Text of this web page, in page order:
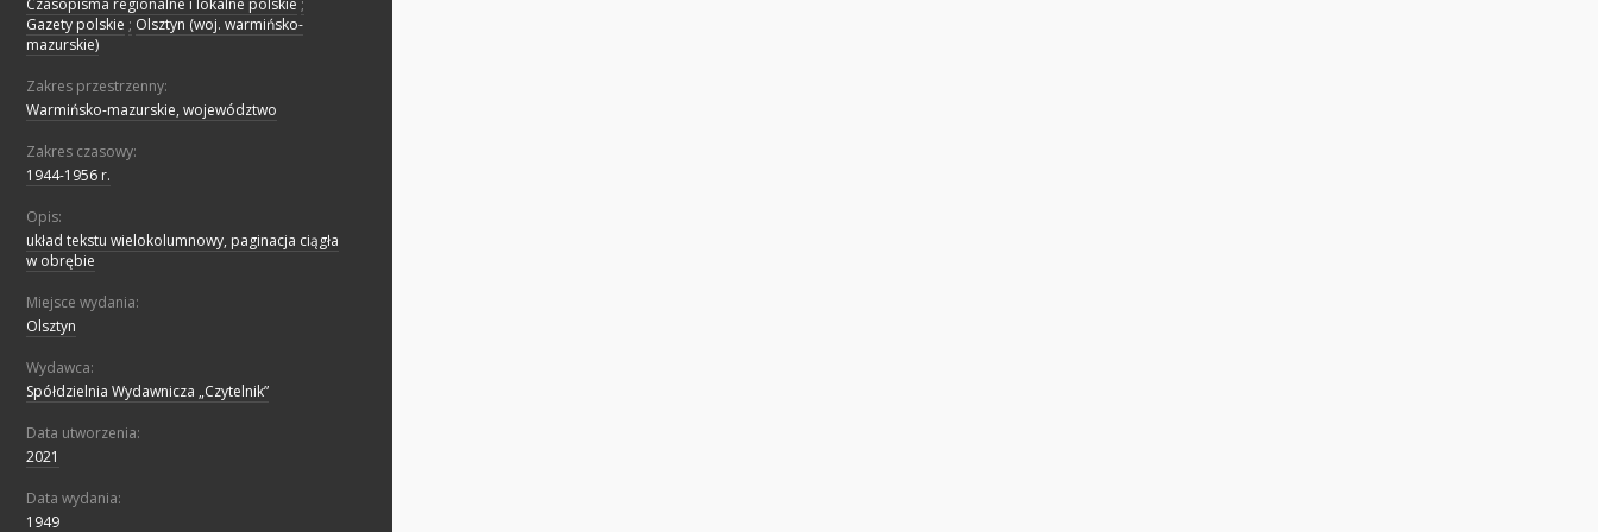
Czasopisma regionalne i lokalne polskie ;
Gazety polskie ; Olsztyn (woj. warmińsko-
mazurskie)
Zakres przestrzenny:
Warmińsko-mazurskie, województwo
Zakres czasowy:
1944-1956 r.
Opis:
układ tekstu wielokolumnowy, paginacja ciągła
w obrębie
Miejsce wydania:
Olsztyn
Wydawca:
Spółdzielnia Wydawnicza „Czytelnik”
Data utworzenia:
2021
Data wydania:
1949